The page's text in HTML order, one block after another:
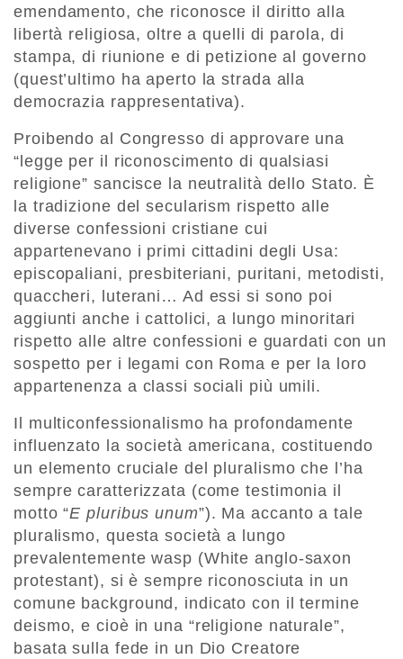
emendamento, che riconosce il diritto alla
libertà religiosa, oltre a quelli di parola, di
stampa, di riunione e di petizione al governo
(quest’ultimo ha aperto la strada alla
democrazia rappresentativa).
Proibendo al Congresso di approvare una
“legge per il riconoscimento di qualsiasi
religione” sancisce la neutralità dello Stato. È
la tradizione del secularism rispetto alle
diverse confessioni cristiane cui
appartenevano i primi cittadini degli Usa:
episcopaliani, presbiteriani, puritani, metodisti,
quaccheri, luterani… Ad essi si sono poi
aggiunti anche i cattolici, a lungo minoritari
rispetto alle altre confessioni e guardati con un
sospetto per i legami con Roma e per la loro
appartenenza a classi sociali più umili.
Il multiconfessionalismo ha profondamente
influenzato la società americana, costituendo
un elemento cruciale del pluralismo che l’ha
sempre caratterizzata (come testimonia il
motto “E pluribus unum”). Ma accanto a tale
pluralismo, questa società a lungo
prevalentemente wasp (White anglo-saxon
protestant), si è sempre riconosciuta in un
comune background, indicato con il termine
deismo, e cioè in una “religione naturale”,
basata sulla fede in un Dio Creatore